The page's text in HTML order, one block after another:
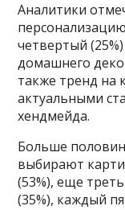
Аналитики
четвертый
домашнего
также тренд на
актуальными
хендмейда.
Больше
выбирают
(53%), еще
(35%), каждый